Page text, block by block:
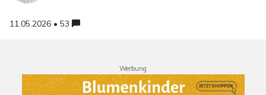
11.05.2026 • 53
Werbung